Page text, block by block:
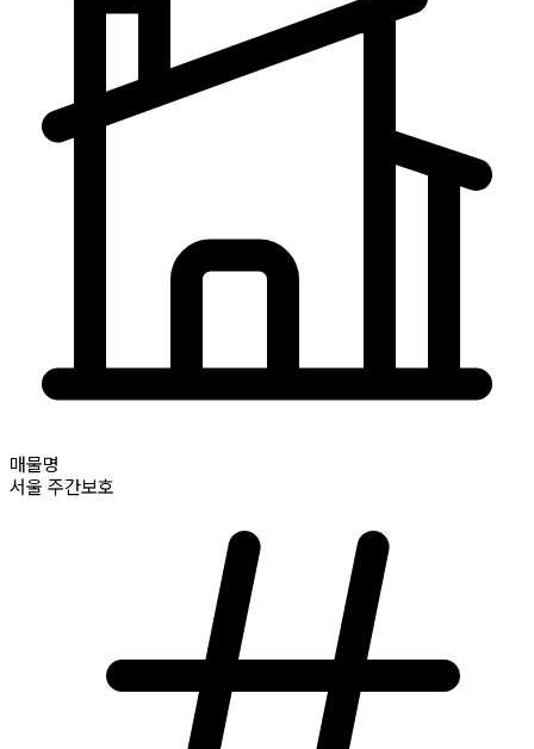
매물명
서울 주간보호